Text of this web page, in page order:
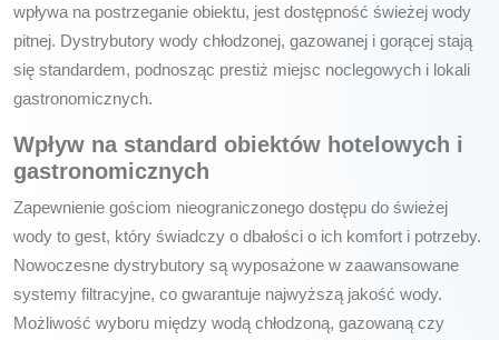
wpływa na postrzeganie obiektu, jest dostępność świeżej wody
pitnej. Dystrybutory wody chłodzonej, gazowanej i gorącej stają
się standardem, podnosząc prestiż miejsc noclegowych i lokali
gastronomicznych.
Wpływ na standard obiektów hotelowych i
gastronomicznych
Zapewnienie gościom nieograniczonego dostępu do świeżej
wody to gest, który świadczy o dbałości o ich komfort i potrzeby.
Nowoczesne dystrybutory są wyposażone w zaawansowane
systemy filtracyjne, co gwarantuje najwyższą jakość wody.
Możliwość wyboru między wodą chłodzoną, gazowaną czy